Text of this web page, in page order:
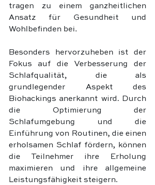
tragen zu einem ganzheitlichen
Ansatz für Gesundheit und
Wohlbefinden bei.
Besonders hervorzuheben ist der
Fokus auf die Verbesserung der
Schlafqualität, die als
grundlegender Aspekt des
Biohackings anerkannt wird. Durch
die Optimierung der
Schlafumgebung und die
Einführung von Routinen, die einen
erholsamen Schlaf fördern, können
die Teilnehmer ihre Erholung
maximieren und ihre allgemeine
Leistungsfähigkeit steigern.